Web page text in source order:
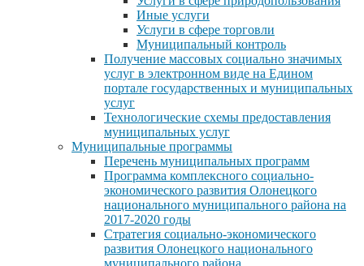
Иные услуги
Услуги в сфере торговли
Муниципальный контроль
Получение массовых социально значимых
услуг в электронном виде на Едином
портале государственных и муниципальных
услуг
Технологические схемы предоставления
муниципальных услуг
Муниципальные программы
Перечень муниципальных программ
Программа комплексного социально-
экономического развития Олонецкого
национального муниципального района на
2017-2020 годы
Стратегия социально-экономического
развития Олонецкого национального
муниципального района